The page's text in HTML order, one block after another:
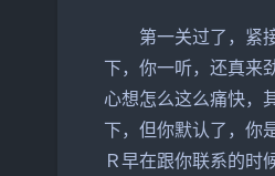
第一关过了，紧
下，你一听，还真来
心想怎么这么痛快，
下，但你默认了，你
Ｒ早在跟你联系的时